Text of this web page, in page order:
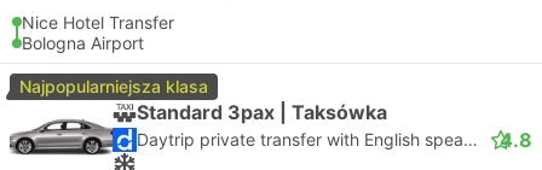
Nice Hotel Transfer
Bologna Airport
Najpopularniejsza klasa
Standard 3pax | Taksówka
Daytrip private transfer with English speaking driver 4.8